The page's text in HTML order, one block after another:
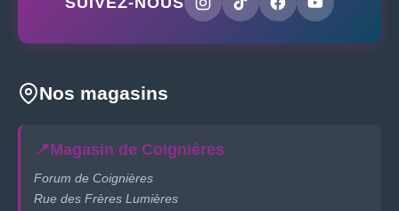
Nos magasins
📍Magasin de Coignières
Forum de Coignières
Rue des Frères Lumières